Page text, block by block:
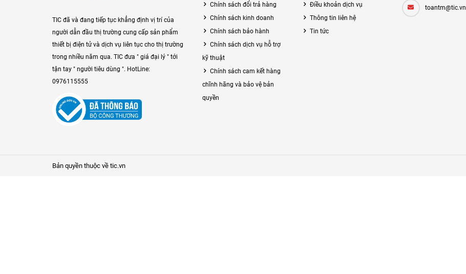
TIC đã và đang tiếp tục khẳng định vị trí của
người dẫn đầu thị trường cung cấp sản phẩm
thiết bị điện tử và dịch vụ liên tục cho thị trường
trong nhiều năm qua. TIC đưa " giá đại lý " tới
tận tay " người tiêu dùng ". HotLine:
0976115555
Chính sách đổi trả hàng
Chính sách kinh doanh
Chính sách bảo hành
Chính sách dịch vụ hỗ trợ
kỹ thuật
Chính sách cam kết hàng
chĩnh hãng và bảo vệ bản
quyền
Điều khoản dịch vụ
Thông tin liên hệ
Tin tức
toantm@tic.vn
Bản quyền thuộc về tic.vn